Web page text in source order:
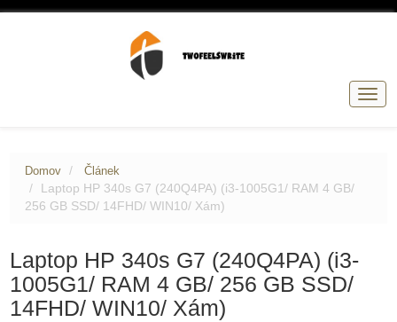
Domov Článek
Laptop HP 340s G7 (240Q4PA) (i3-1005G1/ RAM 4 GB/
256 GB SSD/ 14FHD/ WIN10/ Xám)
Laptop HP 340s G7 (240Q4PA) (i3-
1005G1/ RAM 4 GB/ 256 GB SSD/
14FHD/ WIN10/ Xám)